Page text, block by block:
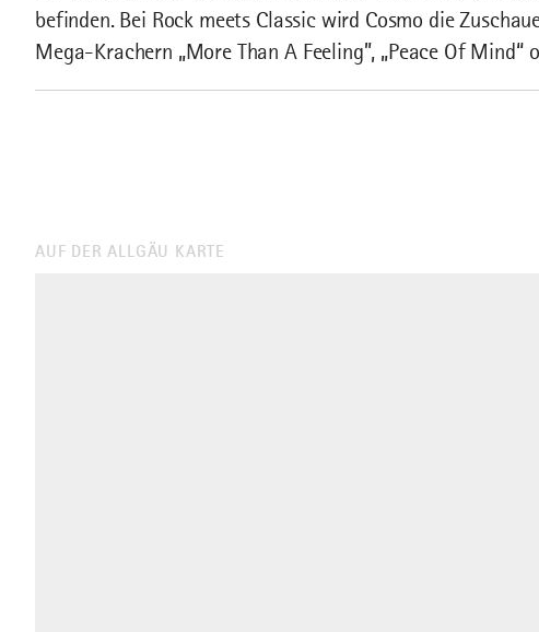
befinden. Bei Rock meets Classic wird Cosmo die
Mega-Krachern „More Than A Feeling”, „Peace Of Mind“
AUF DER ALLGÄU KARTE